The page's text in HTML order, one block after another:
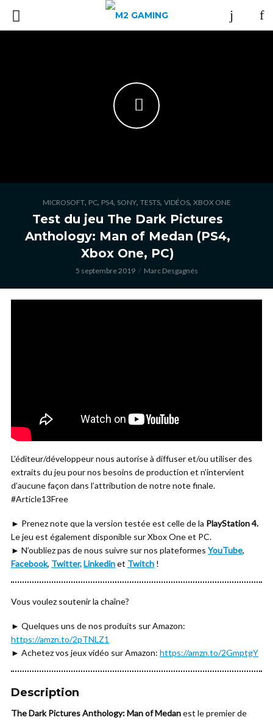
MICROSOFT, PC, PS4, SONY, TESTS, VIDÉOS, XBOX ONE
Test du jeu The Dark Pictures
Anthology: Man of Medan (PS4,
Xbox One, PC)
5 septembre 2019 Marc Desgagnés
L’éditeur/développeur nous autorise à diffuser et/ou utiliser des
extraits du jeu pour nos besoins de production et n’intervient
d’aucune façon dans l’attribution de notre note finale.
#Article13Free
► Prenez note que la version testée est celle de la PlayStation 4.
Le jeu est également disponible sur Xbox One et PC.
► N’oubliez pas de nous suivre sur nos plateformes YouTube,
Facebook, Twitter,Linkedinet Twitch !
Vous voulez soutenir la chaîne?
► Quelques uns de nos produits sur Amazon:
https://amzn.to/2pTNLZ1
► Achetez vos jeux vidéo sur Amazon: https://amzn.to/2GmptgY
Description
The Dark Pictures Anthology: Man of Medanest le premier de